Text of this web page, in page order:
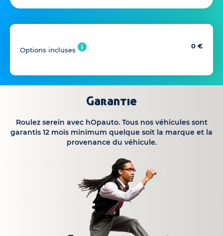
Options incluses 0 €
Garantie
Roulez serein avec hOpauto. Tous nos véhicules sont
garantis 12 mois minimum quelque soit la marque et la
provenance du véhicule.